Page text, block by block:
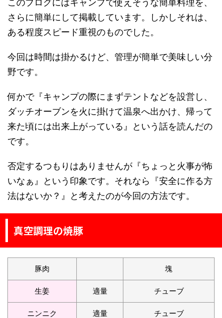
このブログにはキャンプで使えそうな簡単料理を、
さらに簡単にして掲載しています。しかしそれは、
ある程度スピード重視のものでした。
今回は時間は掛かるけど、管理が簡単で美味しい分
野です。
何かで『キャンプの際にまずテントなどを設営し、
ダッチオーブンを火に掛けて温泉へ出かけ、帰って
来た頃には出来上がっている』という話を読んだの
です。
否定するつもりはありませんが『ちょっと火事が怖
いなぁ』という印象です。それなら『安全に作る方
法はないか？』と考えたのが今回の方法です。
真空調理の焼豚
豚肉 塊
生姜 適量 チューブ
ニンニク 適量 チューブ